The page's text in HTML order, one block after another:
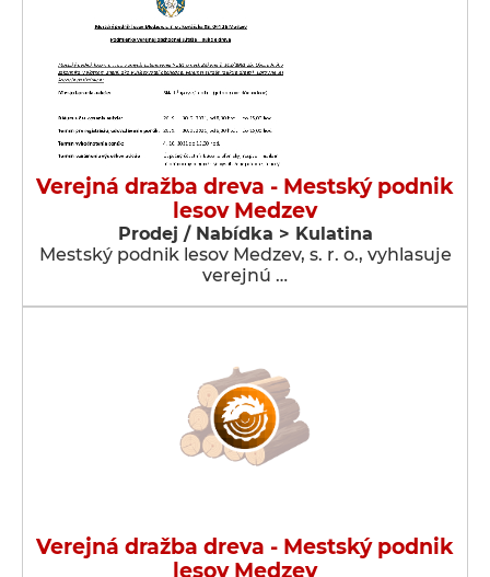
Verejná dražba dreva - Mestský podnik
lesov Medzev
Prodej / Nabídka > Kulatina
Mestský podnik lesov Medzev, s. r. o., vyhlasuje
verejnú …
Verejná dražba dreva - Mestský podnik
lesov Medzev